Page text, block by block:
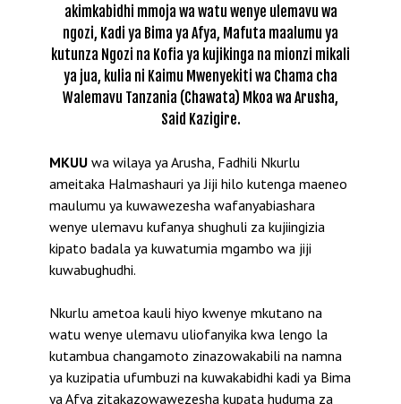
akimkabidhi mmoja wa watu wenye ulemavu wa
ngozi, Kadi ya Bima ya Afya, Mafuta maalumu ya
kutunza Ngozi na Kofia ya kujikinga na mionzi mikali
ya jua, kulia ni Kaimu Mwenyekiti wa Chama cha
Walemavu Tanzania (Chawata) Mkoa wa Arusha,
Said Kazigire.
MKUU wa wilaya ya Arusha, Fadhili Nkurlu
ameitaka Halmashauri ya Jiji hilo kutenga maeneo
maulumu ya kuwawezesha wafanyabiashara
wenye ulemavu kufanya shughuli za kujiingizia
kipato badala ya kuwatumia mgambo wa jiji
kuwabughudhi.
Nkurlu ametoa kauli hiyo kwenye mkutano na
watu wenye ulemavu uliofanyika kwa lengo la
kutambua changamoto zinazowakabili na namna
ya kuzipatia ufumbuzi na kuwakabidhi kadi ya Bima
ya Afya zitakazowawezesha kupata huduma za